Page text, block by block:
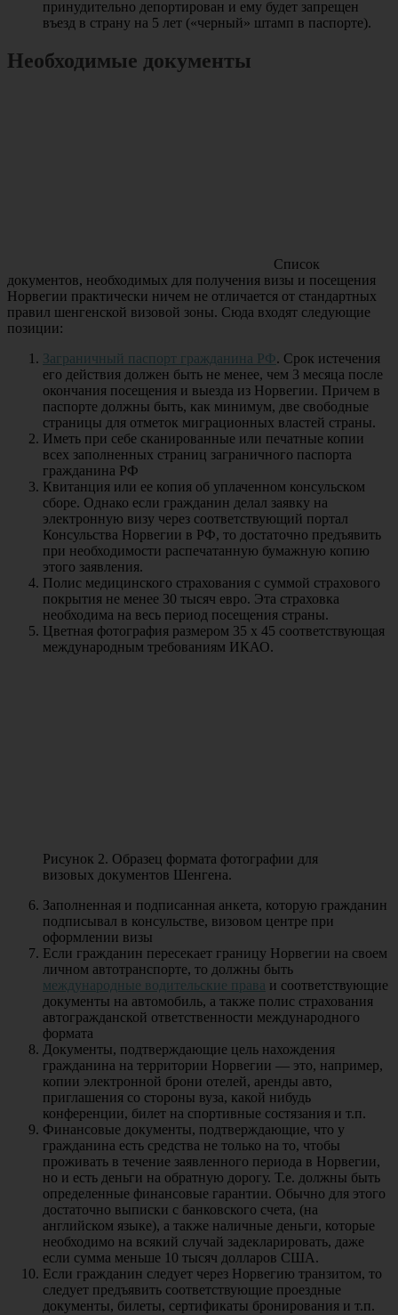
принудительно депортирован и ему будет запрещен
въезд в страну на 5 лет («черный» штамп в паспорте).
Необходимые документы
Список
документов, необходимых для получения визы и посещения
Норвегии практически ничем не отличается от стандартных
правил шенгенской визовой зоны. Сюда входят следующие
позиции:
Заграничный паспорт гражданина РФ. Срок истечения
его действия должен быть не менее, чем 3 месяца после
окончания посещения и выезда из Норвегии. Причем в
паспорте должны быть, как минимум, две свободные
страницы для отметок миграционных властей страны.
Иметь при себе сканированные или печатные копии
всех заполненных страниц заграничного паспорта
гражданина РФ
Квитанция или ее копия об уплаченном консульском
сборе. Однако если гражданин делал заявку на
электронную визу через соответствующий портал
Консульства Норвегии в РФ, то достаточно предъявить
при необходимости распечатанную бумажную копию
этого заявления.
Полис медицинского страхования с суммой страхового
покрытия не менее 30 тысяч евро. Эта страховка
необходима на весь период посещения страны.
Цветная фотография размером 35 х 45 соответствующая
международным требованиям ИКАО.
Рисунок 2. Образец формата фотографии для
визовых документов Шенгена.
Заполненная и подписанная анкета, которую гражданин
подписывал в консульстве, визовом центре при
оформлении визы
Если гражданин пересекает границу Норвегии на своем
личном автотранспорте, то должны быть
международные водительские права и соответствующие
документы на автомобиль, а также полис страхования
автогражданской ответственности международного
формата
Документы, подтверждающие цель нахождения
гражданина на территории Норвегии — это, например,
копии электронной брони отелей, аренды авто,
приглашения со стороны вуза, какой нибудь
конференции, билет на спортивные состязания и т.п.
Финансовые документы, подтверждающие, что у
гражданина есть средства не только на то, чтобы
проживать в течение заявленного периода в Норвегии,
но и есть деньги на обратную дорогу. Т.е. должны быть
определенные финансовые гарантии. Обычно для этого
достаточно выписки с банковского счета, (на
английском языке), а также наличные деньги, которые
необходимо на всякий случай задекларировать, даже
если сумма меньше 10 тысяч долларов США.
Если гражданин следует через Норвегию транзитом, то
следует предъявить соответствующие проездные
документы, билеты, сертификаты бронирования и т.п.